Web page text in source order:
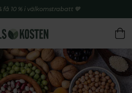
få 10 % i välkomstrabatt 💚